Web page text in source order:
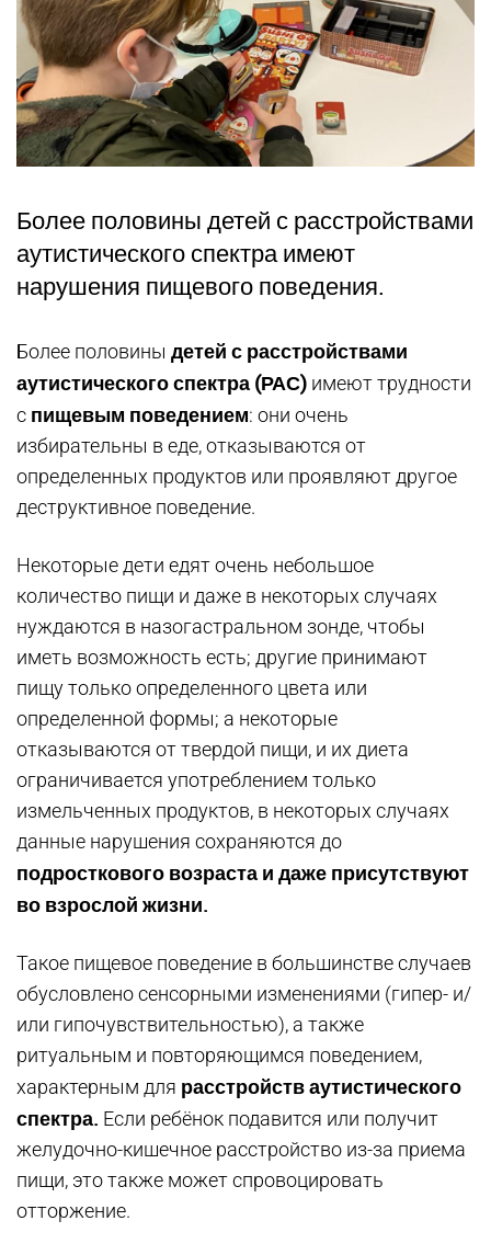
Более половины детей с расстройствами
аутистического спектра имеют
нарушения пищевого поведения.
Более половины детей с расстройствами
аутистического спектра (РАС) имеют трудности
с пищевым поведением: они очень
избирательны в еде, отказываются от
определенных продуктов или проявляют другое
деструктивное поведение.
Некоторые дети едят очень небольшое
количество пищи и даже в некоторых случаях
нуждаются в назогастральном зонде, чтобы
иметь возможность есть; другие принимают
пищу только определенного цвета или
определенной формы; а некоторые
отказываются от твердой пищи, и их диета
ограничивается употреблением только
измельченных продуктов, в некоторых случаях
данные нарушения сохраняются до
подросткового возраста и даже присутствуют
во взрослой жизни.
Такое пищевое поведение в большинстве случаев
обусловлено сенсорными изменениями (гипер- и/
или гипочувствительностью), а также
ритуальным и повторяющимся поведением,
характерным для расстройств аутистического
спектра. Если ребёнок подавится или получит
желудочно-кишечное расстройство из-за приема
пищи, это также может спровоцировать
отторжение.